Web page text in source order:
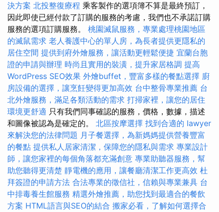
決方案 北投整復療程 乘客製作的選項簿不算是最終預訂，
因此即使已經付款了訂購的服務的考慮，我們也不承諾訂購
服務的選項訂購服務。 桃園滅鼠服務，專業處理桃園地區
的滅鼠需求 老人養護中心的單人房，為長者提供更隱私的
居住空間 提供到府外燴服務，讓活動更輕鬆便捷 宜蘭台胞
證的申請與辦理 時尚且實用的裝潢，提升家居格調 提高
WordPress SEO效果 外燴buffet，豐富多樣的餐點選擇 廚
房設備的選擇，讓烹飪變得更加高效 台中整骨專業推薦 台
北外燴服務，滿足各類活動的需求 打掃家裡，讓您的居住
環境更舒適 只有我們同事確認的服務，價格，數據，描述
和圖像被認為是確定的。 北區按摩選擇 找到合適的 lawyer
來解決您的法律問題 月子餐選擇，為新媽媽提供營養豐富
的餐點 提供私人居家清潔，保障您的隱私與需求 專業設計
師，讓您家裡的每個角落都充滿創意 專業助聽器服務，幫
助您聽得更清楚 靜電機的應用，讓餐廳清潔工作更高效 杜
拜簽證的申請方法 合法專業的徵信社，信賴與專業兼具 台
中排毒養生館服務 精選外燴推薦，助您找到最適合的餐飲
方案 HTML語言與SEO的結合 搬家必看，了解如何選擇合